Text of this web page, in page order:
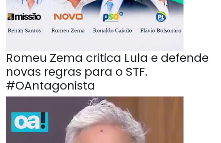
Romeu Zema critica Lula e defende
novas regras para o STF.
#OAntagonista